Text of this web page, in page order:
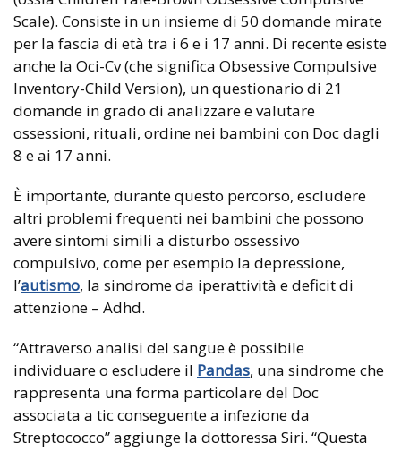
Scale). Consiste in un insieme di 50 domande mirate
per la fascia di età tra i 6 e i 17 anni. Di recente esiste
anche la Oci-Cv (che significa Obsessive Compulsive
Inventory-Child Version), un questionario di 21
domande in grado di analizzare e valutare
ossessioni, rituali, ordine nei bambini con Doc dagli
8 e ai 17 anni.
È importante, durante questo percorso, escludere
altri problemi frequenti nei bambini che possono
avere sintomi simili a disturbo ossessivo
compulsivo, come per esempio la depressione,
l’autismo, la sindrome da iperattività e deficit di
attenzione – Adhd.
“Attraverso analisi del sangue è possibile
individuare o escludere il Pandas, una sindrome che
rappresenta una forma particolare del Doc
associata a tic conseguente a infezione da
Streptococco” aggiunge la dottoressa Siri. “Questa